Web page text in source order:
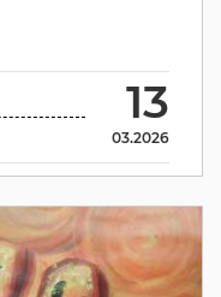
13
03.2026